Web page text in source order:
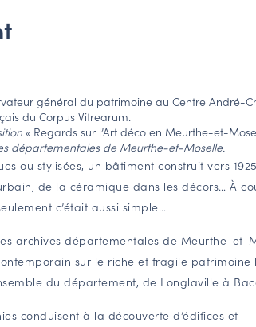
général du patrimoine au Centre André-
du Corpus Vitrearum.
« Regards sur l’Art déco en Meurthe-et-
départementales de Meurthe-et-Moselle.
ou stylisées, un bâtiment construit vers
de la céramique dans les décors… À
c’était aussi simple…
archives départementales de Meurthe-et-
sur le riche et fragile patrimoine
du département, de Longlaville à
conduisent à la découverte d’édifices et